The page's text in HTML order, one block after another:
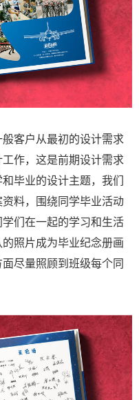
客户从最初的设计需求
作，这是前期设计需求
毕业的设计主题，我们
料，围绕同学毕业活动
们在一起的学习和生活
照片成为毕业纪念册画
尽量照顾到班级每个同